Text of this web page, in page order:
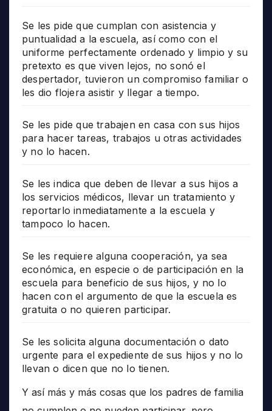
Se les pide que cumplan con asistencia y
puntualidad a la escuela, así como con el
uniforme perfectamente ordenado y limpio y su
pretexto es que viven lejos, no sonó el
despertador, tuvieron un compromiso familiar o
les dio flojera asistir y llegar a tiempo.
Se les pide que trabajen en casa con sus hijos
para hacer tareas, trabajos u otras actividades
y no lo hacen.
Se les indica que deben de llevar a sus hijos a
los servicios médicos, llevar un tratamiento y
reportarlo inmediatamente a la escuela y
tampoco lo hacen.
Se les requiere alguna cooperación, ya sea
económica, en especie o de participación en la
escuela para beneficio de sus hijos, y no lo
hacen con el argumento de que la escuela es
gratuita o no quieren participar.
Se les solicita alguna documentación o dato
urgente para el expediente de sus hijos y no lo
llevan o dicen que no lo tienen.
Y así más y más cosas que los padres de familia